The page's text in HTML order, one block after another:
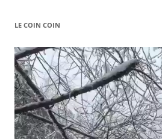
LE COIN COIN
Video
Player